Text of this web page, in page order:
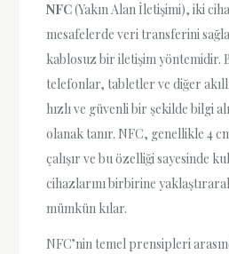
NFC(Yakın Alan İletişimi), iki
mesafelerde veri transferini
kablosuz bir iletişim yöntemidir.
telefonlar, tabletler ve diğer
hızlı ve güvenli bir şekilde bilgi
olanak tanır. NFC, genellikle 4
çalışır ve bu özelliği sayesinde
cihazlarını birbirine
mümkün kılar.
NFC’nin temel prensipleri